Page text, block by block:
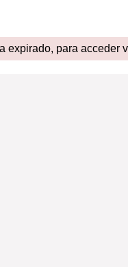
expirado, para acceder